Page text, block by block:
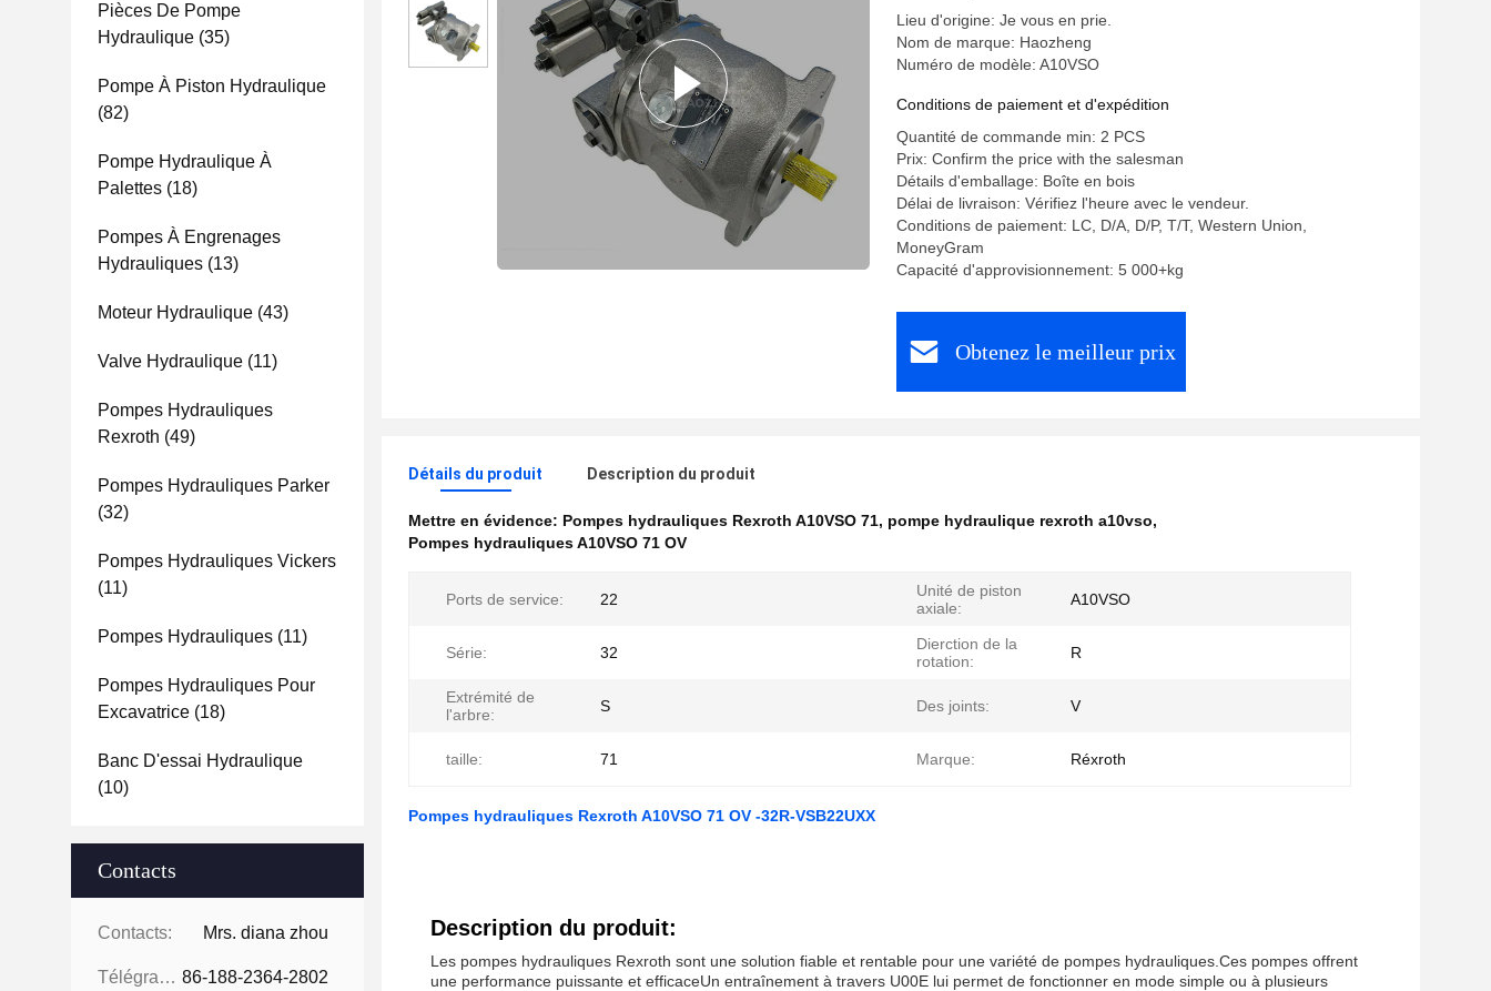
Pièces De Pompe
Hydraulique (35)
Pompe À Piston Hydraulique
(82)
Pompe Hydraulique À
Palettes (18)
Pompes À Engrenages
Hydrauliques (13)
Moteur Hydraulique (43)
Valve Hydraulique (11)
Pompes Hydrauliques
Rexroth (49)
Pompes Hydrauliques Parker
(32)
Pompes Hydrauliques Vickers
(11)
Pompes Hydrauliques (11)
Pompes Hydrauliques Pour
Excavatrice (18)
Banc D'essai Hydraulique
(10)
Contacts
Contacts: Mrs. diana zhou
Télégramme: 86-188-2364-2802
Lieu d'origine: Je vous en prie.
Nom de marque: Haozheng
Numéro de modèle: A10VSO
Conditions de paiement et d'expédition
Quantité de commande min: 2 PCS
Prix: Confirm the price with the salesman
Détails d'emballage: Boîte en bois
Délai de livraison: Vérifiez l'heure avec le vendeur.
Conditions de paiement: LC, D/A, D/P, T/T, Western Union,
MoneyGram
Capacité d'approvisionnement: 5 000+kg
Obtenez le meilleur prix
Détails du produit Description du produit
Mettre en évidence: Pompes hydrauliques Rexroth A10VSO 71, pompe hydraulique rexroth a10vso,
Pompes hydrauliques A10VSO 71 OV
Ports de service: 22
Unité de piston
axiale:
A10VSO
Série: 32
Dierction de la
rotation:
R
Extrémité de
l'arbre:
S Des joints: V
taille: 71 Marque: Réxroth
Pompes hydrauliques Rexroth A10VSO 71 OV -32R-VSB22UXX
Description du produit:
Les pompes hydrauliques Rexroth sont une solution fiable et rentable pour une variété de pompes hydrauliques.Ces pompes offrent
une performance puissante et efficaceUn entraînement à travers U00E lui permet de fonctionner en mode simple ou à plusieurs